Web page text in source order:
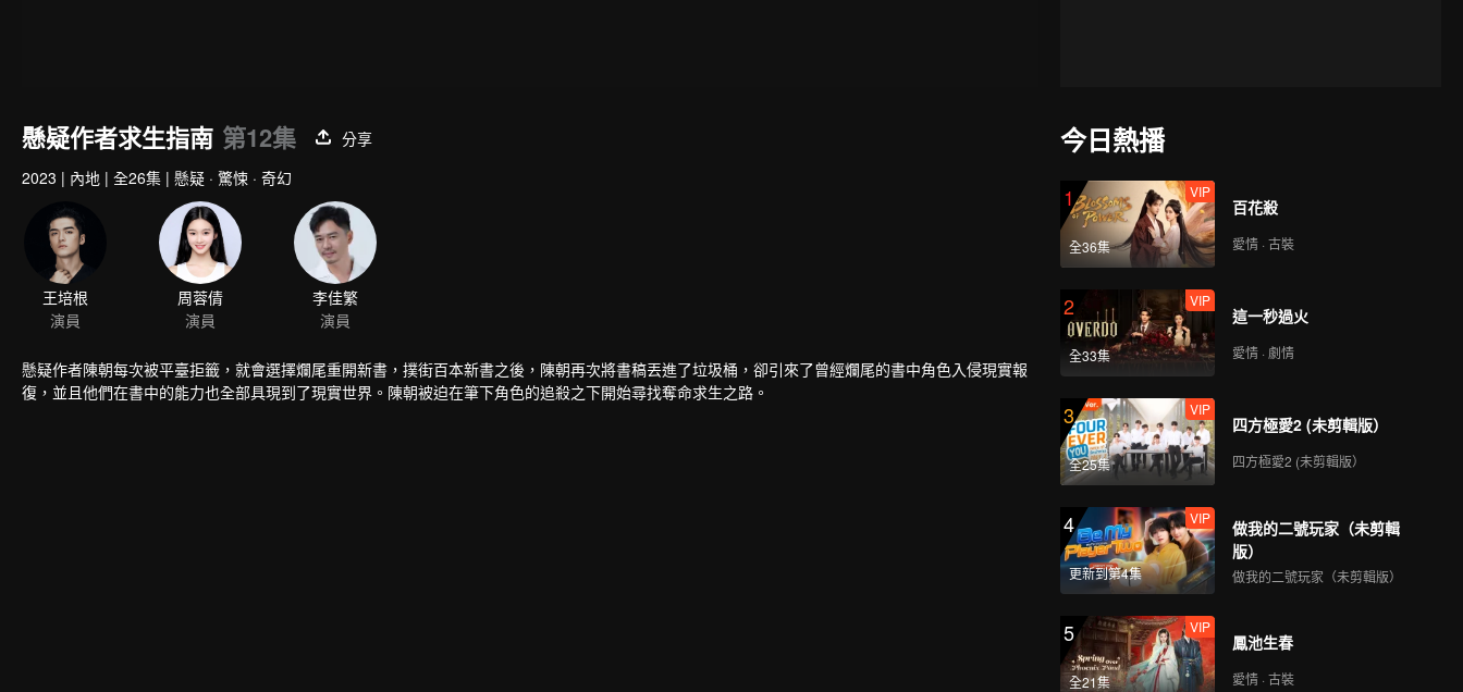
懸疑作者求生指南 第12集
分享
2023 | 內地 | 全26集 | 懸疑 · 驚悚 · 奇幻
王培根
演員
周蓉倩
演員
李佳繁
演員
懸疑作者陳朝每次被平臺拒籤，就會選擇爛尾重開新書，撲街百本新書之後，陳朝再次將書稿丟進了垃圾桶，卻引來了曾經爛尾的書中角色入侵現實報
復，並且他們在書中的能力也全部具現到了現實世界。陳朝被迫在筆下角色的追殺之下開始尋找奪命求生之路。
今日熱播
1
全36集
VIP
百花殺
愛情 · 古裝
2
全33集
VIP
這一秒過火
愛情 · 劇情
3
全25集
VIP
四方極愛2 (未剪輯版）
四方極愛2 (未剪輯版）
4
更新到第4集
VIP
做我的二號玩家（未剪輯
版）
做我的二號玩家（未剪輯版）
5
全21集
VIP
鳳池生春
愛情 · 古裝